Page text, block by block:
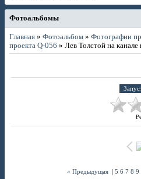
Фотоальбомы
Главная » Фотоальбом » Фотографии
проекта Q-056 » Лев Толстой на
« Предыдущая 5 6 7 8 9